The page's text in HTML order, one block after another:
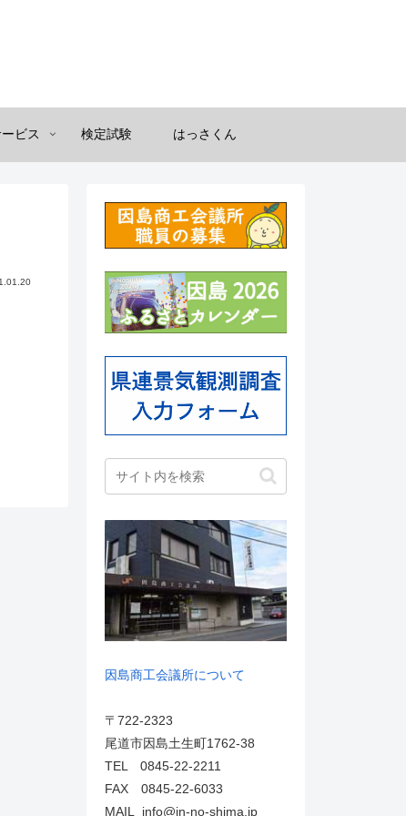
ビス 検定試験 はっさくん
因島商工会議所について
〒722-2323
尾道市因島土生町1762-38
TEL 0845-22-2211
FAX 0845-22-6033
MAIL info@in-no-shima.jp